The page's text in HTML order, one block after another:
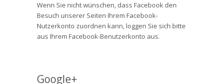
Wenn Sie nicht wünschen, dass Facebook den
Besuch unserer Seiten Ihrem Facebook-
Nutzerkonto zuordnen kann, loggen Sie sich bitte
aus Ihrem Facebook-Benutzerkonto aus.
Google+